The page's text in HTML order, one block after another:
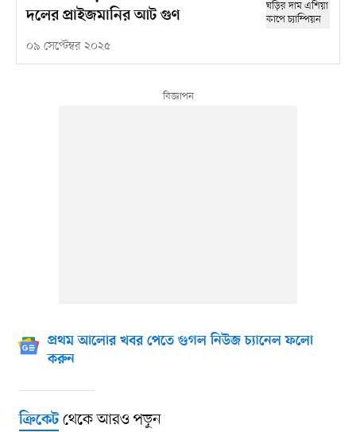
দলের প্রাইজমানির আট গুণ
০৯ সেপ্টেম্বর ২০২৫
প্রথম আলোর খবর পেতে গুগল নিউজ চ্যানেল ফলো
করুন
ক্রিকেটথেকে আরও পড়ুন